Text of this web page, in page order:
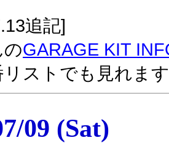
追記]
のGARAGE KIT
リストでも見れま
09 (Sat)